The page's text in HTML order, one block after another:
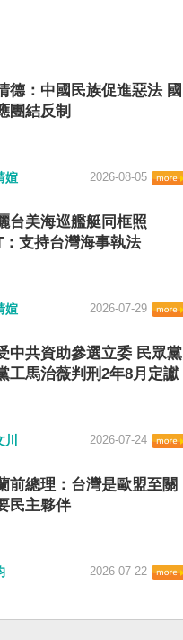
德：中國民族促進惡法 國
團結反制
媗 2026-08-05
台美海巡艦艇同框照
：支持台灣海事執法
媗 2026-07-29
中共資助參選立委 民眾黨
工馬治薇判刑2年8月定讞
2026-07-24
前總理：台灣是歐盟至關
民主夥伴
2026-07-22